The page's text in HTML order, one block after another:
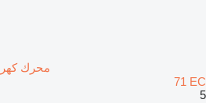
71 EC
5